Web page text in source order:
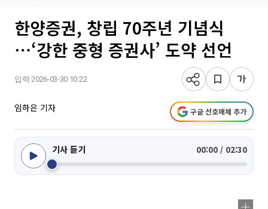
한양증권, 창립 70주년 기념식
⋯‘강한 중형 증권사’ 도약 선언
입력 2026-03-30 10:22
임하은 기자 구글 선호매체 추가
기사 듣기 00:00 / 02:30